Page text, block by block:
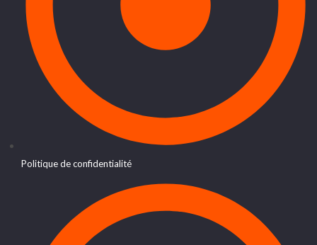
Politique de confidentialité